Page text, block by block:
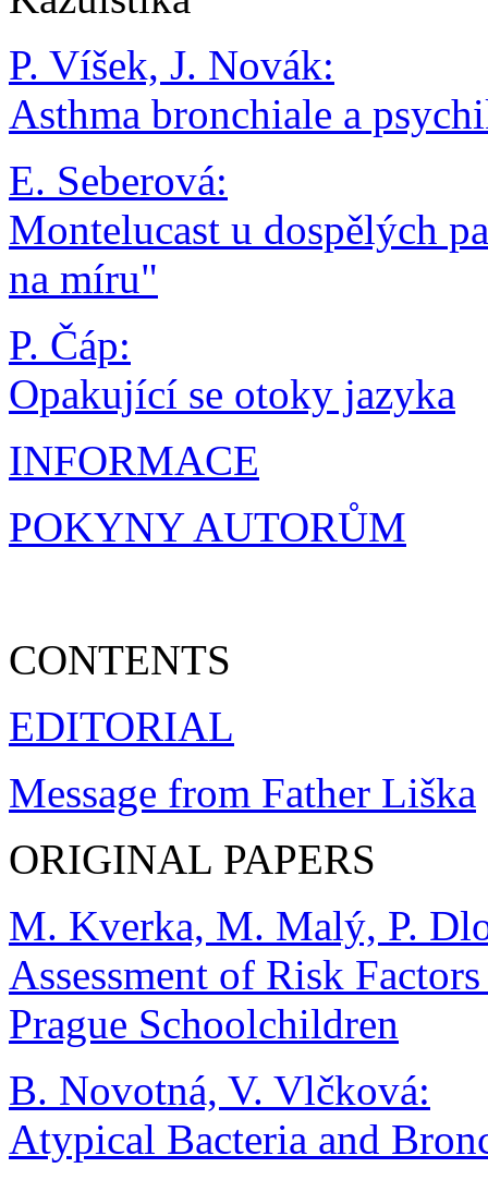
P. Víšek, J. Novák:
Asthma bronchiale a
E. Seberová:
Montelucast u dospělých
na míru"
P. Čáp:
Opakující se otoky jazyka
INFORMACE
POKYNY AUTORŮM
CONTENTS
EDITORIAL
Message from Father Liška
ORIGINAL PAPERS
M. Kverka, M. Malý, P.
Assessment of Risk
Prague Schoolchildren
B. Novotná, V. Vlčková:
Atypical Bacteria and